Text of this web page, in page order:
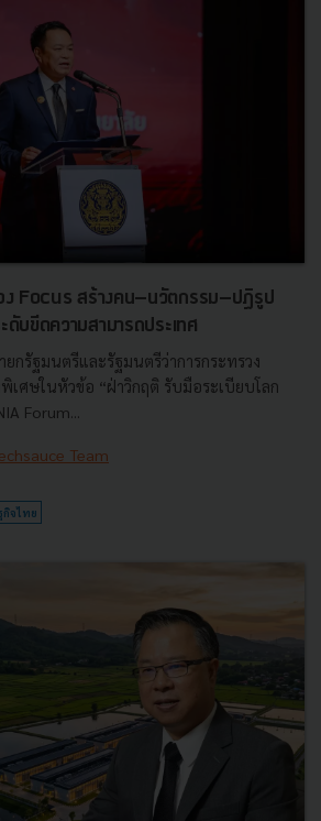
อง Focus สร้างคน–นวัตกรรม–ปฏิรูป
ดับขีดความสามารถประเทศ
กรัฐมนตรีและรัฐมนตรีว่าการกระทรวง
เศษในหัวข้อ “ฝ่าวิกฤติ รับมือระเบียบโลก
Forum...
Team
กิจไทย